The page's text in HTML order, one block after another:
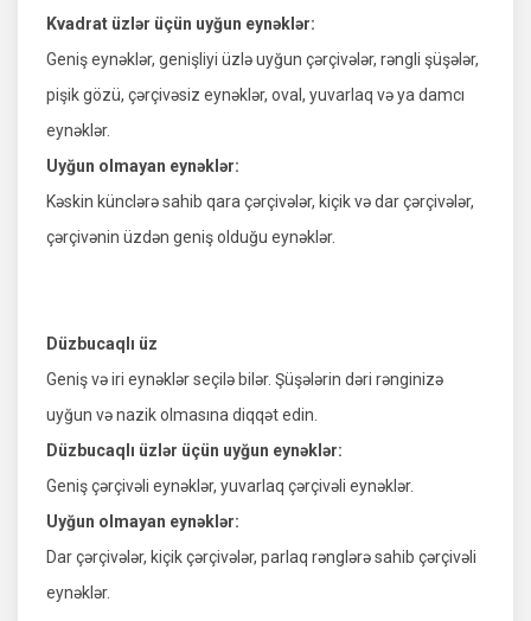
Kvadrat üzlər üçün uyğun eynəklər:
Geniş eynəklər, genişliyi üzlə uyğun çərçivələr, rəngli şüşələr,
pişik gözü, çərçivəsiz eynəklər, oval, yuvarlaq və ya damcı
eynəklər.
Uyğun olmayan eynəklər:
Kəskin künclərə sahib qara çərçivələr, kiçik və dar çərçivələr,
çərçivənin üzdən geniş olduğu eynəklər.
Düzbucaqlı üz
Geniş və iri eynəklər seçilə bilər. Şüşələrin dəri rənginizə
uyğun və nazik olmasına diqqət edin.
Düzbucaqlı üzlər üçün uyğun eynəklər:
Geniş çərçivəli eynəklər, yuvarlaq çərçivəli eynəklər.
Uyğun olmayan eynəklər:
Dar çərçivələr, kiçik çərçivələr, parlaq rənglərə sahib çərçivəli
eynəklər.